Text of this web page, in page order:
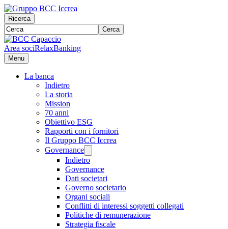
Ricerca
Cerca
Area sociRelaxBanking
Menu
La banca
Indietro
La storia
Mission
70 anni
Obiettivo ESG
Rapporti con i fornitori
Il Gruppo BCC Iccrea
Governance
Indietro
Governance
Dati societari
Governo societario
Organi sociali
Conflitti di interessi soggetti collegati
Politiche di remunerazione
Strategia fiscale